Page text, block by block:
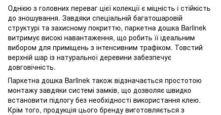
Однією з головних переваг цієї колекції є міцність і стійкість
до зношування. Завдяки спеціальній багатошаровій
структурі та захисному покриттю, паркетна дошка Barlinek
витримує високі навантаження, що робить її ідеальним
вибором для приміщень з інтенсивним трафіком. Товстий
верхній шар із натуральної деревини забезпечує
довговічність.
Паркетна дошка Barlinek також відзначається простотою
монтажу завдяки системі замків, що дозволяє швидко
встановити підлогу без необхідності використання клею.
Крім того, продукція цього бренду виготовляється з